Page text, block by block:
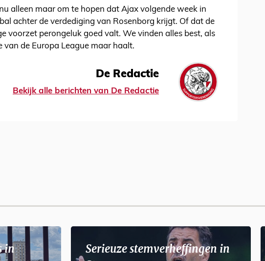
alleen maar om te hopen dat Ajax volgende week in
achter de verdediging van Rosenborg krijgt. Of dat de
voorzet perongeluk goed valt. We vinden alles best, als
van de Europa League maar haalt.
De Redactie
Bekijk alle berichten van De Redactie
in
Serieuze stemverheffingen in